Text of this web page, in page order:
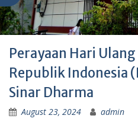
Perayaan Hari
Republik Indonesia
Sinar Dharma
August 23, 2024 admin